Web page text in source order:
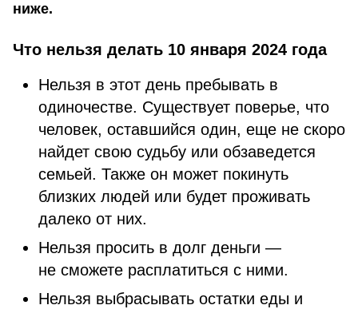
ниже.
Что нельзя делать 10 января 2024 года
Нельзя в этот день пребывать в
одиночестве. Существует поверье, что
человек, оставшийся один, еще не скоро
найдет свою судьбу или обзаведется
семьей. Также он может покинуть
близких людей или будет проживать
далеко от них.
Нельзя просить в долг деньги —
не сможете расплатиться с ними.
Нельзя выбрасывать остатки еды и